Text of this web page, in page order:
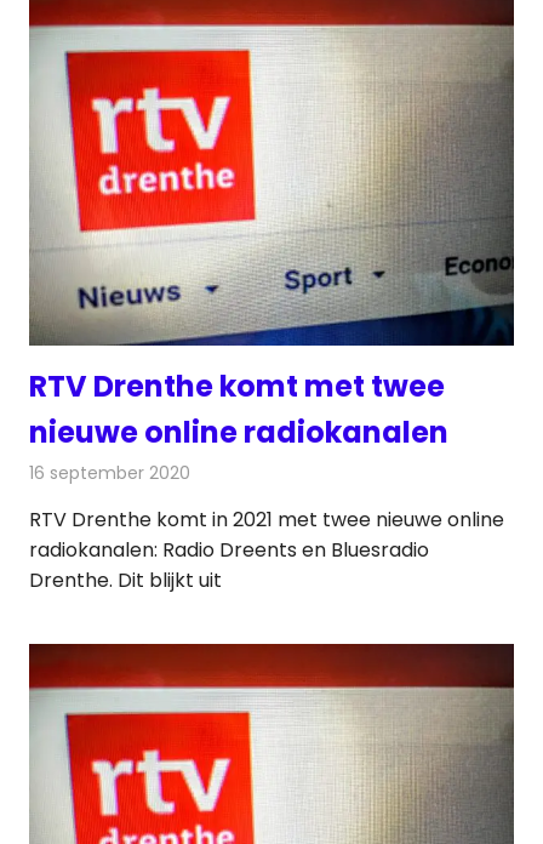
RTV Drenthe komt met twee
nieuwe online radiokanalen
16 september 2020
RTV Drenthe komt in 2021 met twee nieuwe online
radiokanalen: Radio Dreents en Bluesradio
Drenthe. Dit blijkt uit